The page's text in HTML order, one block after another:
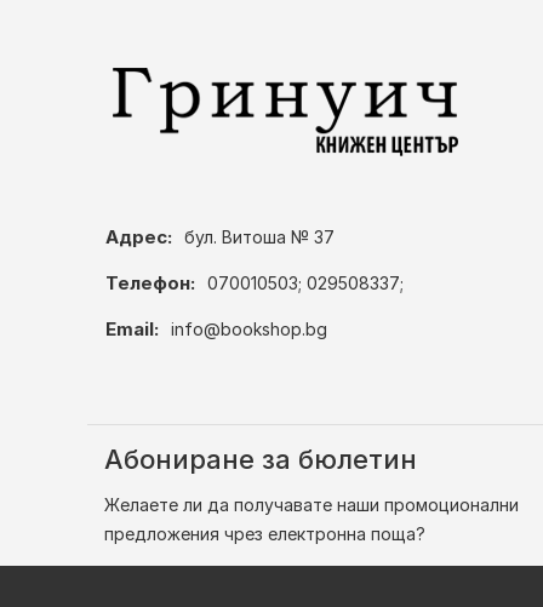
Адрес: бул. Витоша № 37
Телефон: 070010503; 029508337;
Email: info@bookshop.bg
Абониране за бюлетин
Желаете ли да получавате наши промоционални
предложения чрез електронна поща?